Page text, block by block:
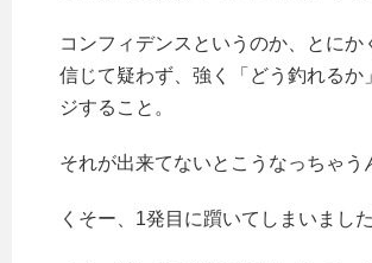
コンフィデンスというのか、とにか
信じて疑わず、強く「どう釣れるか
ジすること。
それが出来てないとこうなっちゃう
くそー、1発目に躓いてしまいました